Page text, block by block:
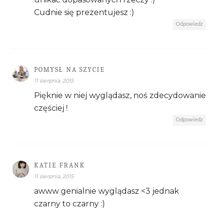
Cudnie się prezentujesz :)
Odpowiedz
POMYSŁ NA SZYCIE
11 sierpnia, 2015
Pięknie w niej wyglądasz, noś zdecydowanie
częściej !
Odpowiedz
KATIE FRANK
11 sierpnia, 2015
awww genialnie wyglądasz <3 jednak
czarny to czarny :)